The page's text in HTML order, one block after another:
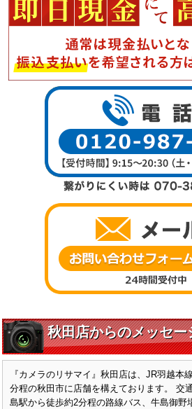
秋田店からのメッセー
『カメラのリサマイ』秋田店は、JR羽越本
分程の秋田市に店舗を構えております。 交
島駅から徒歩約2分程の路線バス、牛島御野